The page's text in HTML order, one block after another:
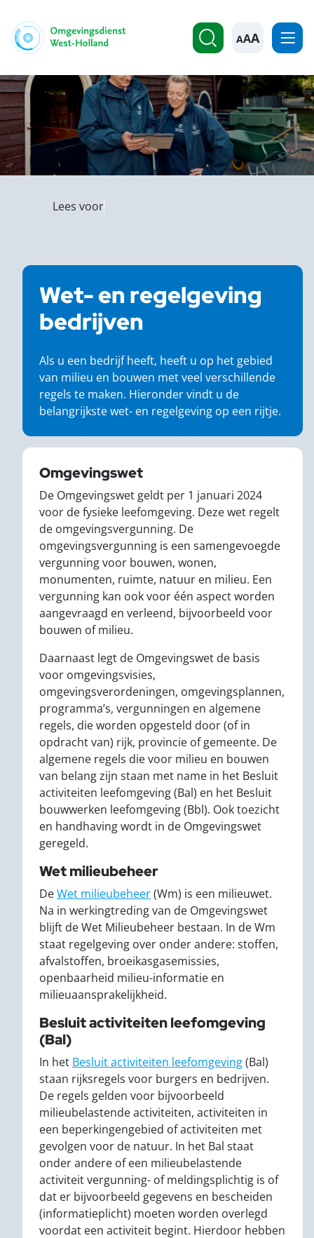
A
Lees voor
Wet- en regelgeving
bedrijven
Als u een bedrijf heeft, heeft u op het gebied
van milieu en bouwen met veel verschillende
regels te maken. Hieronder vindt u de
belangrijkste wet- en regelgeving op een rijtje.
Omgevingswet
De Omgevingswet geldt per 1 januari 2024
voor de fysieke leefomgeving. Deze wet regelt
de omgevingsvergunning. De
omgevingsvergunning is een samengevoegde
vergunning voor bouwen, wonen,
monumenten, ruimte, natuur en milieu. Een
vergunning kan ook voor één aspect worden
aangevraagd en verleend, bijvoorbeeld voor
bouwen of milieu.
Daarnaast legt de Omgevingswet de basis
voor omgevingsvisies,
omgevingsverordeningen, omgevingsplannen,
programma’s, vergunningen en algemene
regels, die worden opgesteld door (of in
opdracht van) rijk, provincie of gemeente. De
algemene regels die voor milieu en bouwen
van belang zijn staan met name in het Besluit
activiteiten leefomgeving (Bal) en het Besluit
bouwwerken leefomgeving (Bbl). Ook toezicht
en handhaving wordt in de Omgevingswet
geregeld.
Wet milieubeheer
DeWet milieubeheer(Wm) is een milieuwet.
Na in werkingtreding van de Omgevingswet
blijft de Wet Milieubeheer bestaan. In de Wm
staat regelgeving over onder andere: stoffen,
afvalstoffen, broeikasgasemissies,
openbaarheid milieu-informatie en
milieuaansprakelijkheid.
Besluit activiteiten leefomgeving
(Bal)
In het Besluit activiteiten leefomgeving(Bal)
staan rijksregels voor burgers en bedrijven.
De regels gelden voor bijvoorbeeld
milieubelastende activiteiten, activiteiten in
een beperkingengebied of activiteiten met
gevolgen voor de natuur. In het Bal staat
onder andere of een milieubelastende
activiteit vergunning- of meldingsplichtig is of
dat er bijvoorbeeld gegevens en bescheiden
(informatieplicht) moeten worden overlegd
voordat een activiteit begint. Hierdoor hebben